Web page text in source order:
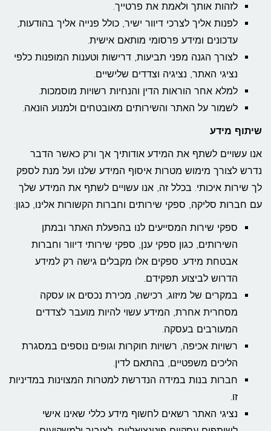
לזהות אותך ולאמת את פרטייך.
לפנות אליך לצרכי דיוור ישיר, כולל פנייה אליך בהודעות,
עדכונים ומידע פרסומי מותאם אישית.
לצורך הגנה מפני תביעות, דרישות וטענות המופנות כלפי
נציגי האתר, נציגיה וצדדים שלישיים.
למלא אחר הוראות הדין והנחיות רשויות מוסמכות.
לשמור על האתר והשירותים מאובטחים ולמנוע הונאה.
שיתוף מידע
אנו עשויים לשתף את המידע אודותיך אך ורק כאשר הדבר
נדרש לצורך מימוש מטרות איסוף המידע שלנו ועל מנת לספק
לך שירות איכותי. בכלל זה, אנו עשויים לשתף את המידע שלך
עם חברות סליקה, ספקי שירותים וחברות הקשורות אלינו, כגון:
ספקי שירות המסייעים לנו בהפעלת האתר ובמתן
השירותים, כגון ספקי ענן, ספקי שירותי דיוור וחברות
אבטחת מידע. ספקים אלו מקבלים גישה רק למידע
הדרוש לביצוע תפקידם.
במקרים של מיזוג, רכישה, מכירת נכסים או עסקה
מסחרית אחרת, המידע עשוי להיות מועבר לצדדים
המעורבים בעסקה.
רשויות אכיפה, רשויות חוקרות וגופים נוספים במסגרת
הליכים משפטיים, בהתאם לדין.
חברות בנות במידה הנדרשת למטרות המצוינות במדיניות
זו.
נציגי האתר רשאים לחשוף מידע כללי שאינו אישי